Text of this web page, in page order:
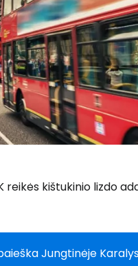
reikės kištukinio lizdo
Jungtinėje